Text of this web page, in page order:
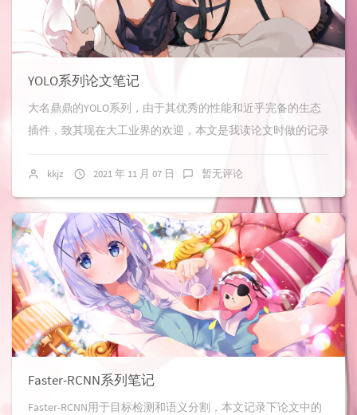
YOLO系列论文笔记
大名鼎鼎的YOLO系列，由于其优秀的性能和近乎完备的生态
插件，致其现在大工业界的欢迎，本文是我读论文时做的记录
kkjz 2021 年 11 月 07 日 暂无评论
Faster-RCNN系列笔记
Faster-RCNN用于目标检测和语义分割，本文记录下论文中的